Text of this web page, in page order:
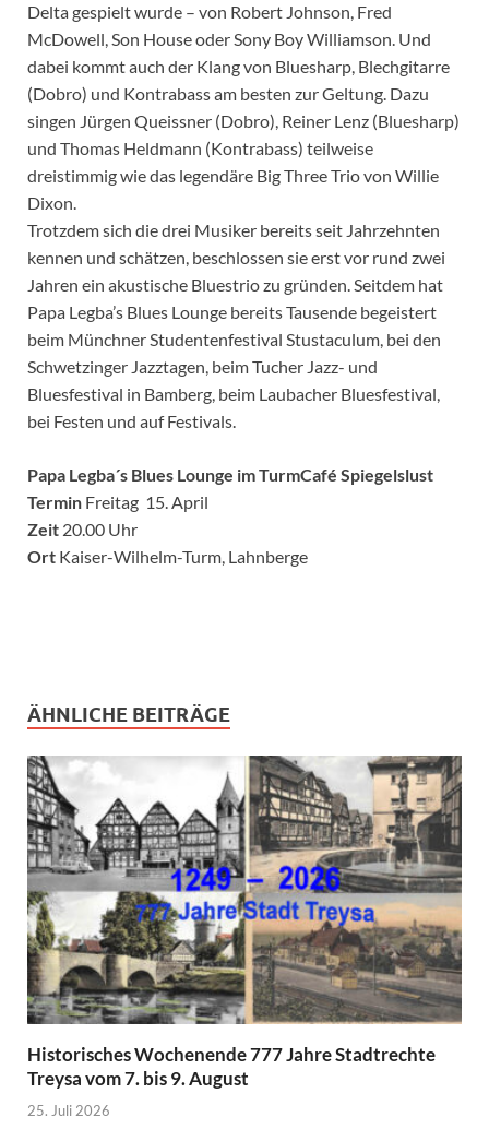
Delta gespielt wurde – von Robert Johnson, Fred
McDowell, Son House oder Sony Boy Williamson. Und
dabei kommt auch der Klang von Bluesharp, Blechgitarre
(Dobro) und Kontrabass am besten zur Geltung. Dazu
singen Jürgen Queissner (Dobro), Reiner Lenz (Bluesharp)
und Thomas Heldmann (Kontrabass) teilweise
dreistimmig wie das legendäre Big Three Trio von Willie
Dixon.
Trotzdem sich die drei Musiker bereits seit Jahrzehnten
kennen und schätzen, beschlossen sie erst vor rund zwei
Jahren ein akustische Bluestrio zu gründen. Seitdem hat
Papa Legba’s Blues Lounge bereits Tausende begeistert
beim Münchner Studentenfestival Stustaculum, bei den
Schwetzinger Jazztagen, beim Tucher Jazz- und
Bluesfestival in Bamberg, beim Laubacher Bluesfestival,
bei Festen und auf Festivals.
Papa Legba´s Blues Lounge im TurmCafé Spiegelslust
Termin Freitag 15. April
Zeit 20.00 Uhr
Ort Kaiser-Wilhelm-Turm, Lahnberge
ÄHNLICHE BEITRÄGE
Historisches Wochenende 777 Jahre Stadtrechte
Treysa vom 7. bis 9. August
25. Juli 2026